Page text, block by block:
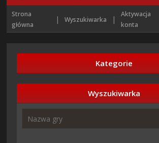
Strona
główna
| Wyszukiwarka |
Aktywacja
konta
Kategorie
Wyszukiwarka